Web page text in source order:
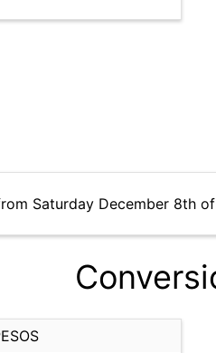
Saturday December 8th